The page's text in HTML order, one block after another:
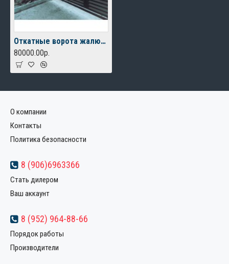
Откатные ворота жалюзи
80000.00р.
О компании
Контакты
Политика безопасности
8 (906)6963366
Стать дилером
Ваш аккаунт
8 (952) 964-88-66
Порядок работы
Производители